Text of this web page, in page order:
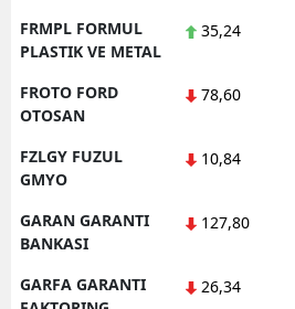
FRMPL FORMUL
PLASTIK VE METAL
35,24
FROTO FORD
OTOSAN
78,60
FZLGY FUZUL
GMYO
10,84
GARAN GARANTI
BANKASI
127,80
GARFA GARANTI
26,34